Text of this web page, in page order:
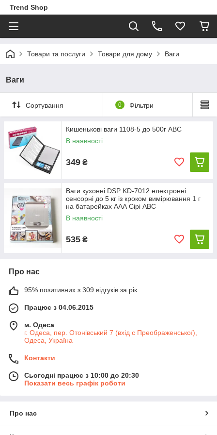
Trend Shop
Товари та послуги Товари для дому Ваги
Ваги
Сортування 0 Фільтри
Кишенькові ваги 1108-5 до 500г ABC
В наявності
349 ₴
Ваги кухонні DSP KD-7012 електронні
сенсорні до 5 кг із кроком вимірювання 1 г
на батарейках ААА Сірі ABC
В наявності
535 ₴
Про нас
95% позитивних з 309 відгуків за рік
Працює з 04.06.2015
м. Одеса
г. Одеса, пер. Отонівський 7 (вхід с Преображенської),
Одеса, Україна
Контакти
Сьогодні працює з 10:00 до 20:30
Показати весь графік роботи
Про нас